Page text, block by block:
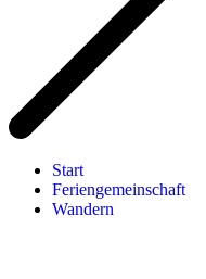
Start
Feriengemeinschaft
Wandern